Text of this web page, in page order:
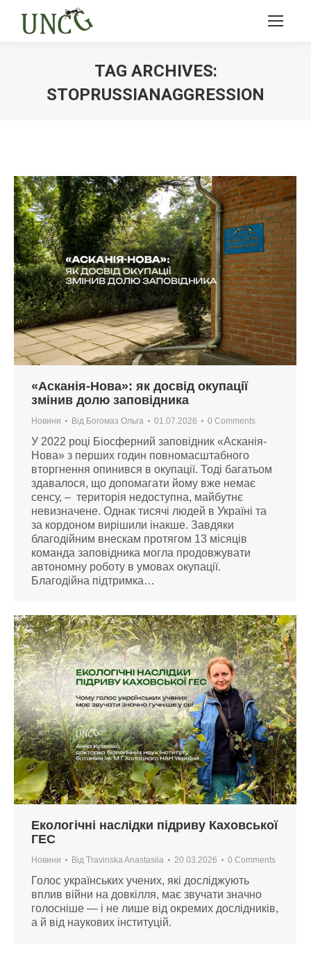
TAG ARCHIVES:
STOPRUSSIANAGGRESSION
«Асканія-Нова»: як досвід окупації
змінив долю заповідника
Новини Від Богомаз Ольга 01.07.2026 0 Comments
У 2022 році Біосферний заповідник «Асканія-
Нова» з перших годин повномасштабного
вторгнення опинився в окупації. Тоді багатьом
здавалося, що допомагати йому вже немає
сенсу, – територія недоступна, майбутнє
невизначене. Однак тисячі людей в Україні та
за кордоном вирішили інакше. Завдяки
благодійним внескам протягом 13 місяців
команда заповідника могла продовжувати
автономну роботу в умовах окупації.
Благодійна підтримка…
Екологічні наслідки підриву Каховської
ГЕС
Новини Від Travinska Anastasiia 20.03.2026 0 Comments
Голос українських учених, які досліджують
вплив війни на довкілля, має звучати значно
голосніше — і не лише від окремих дослідників,
а й від наукових інституцій.